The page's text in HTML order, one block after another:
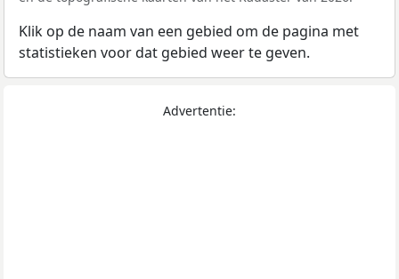
Klik op de naam van een gebied om de pagina met
statistieken voor dat gebied weer te geven.
Advertentie: